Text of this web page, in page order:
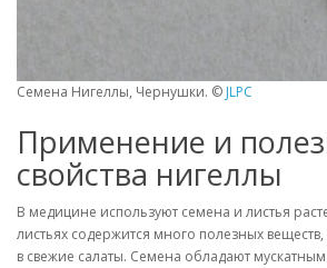
Семена Нигеллы, Чернушки. © JLPC
Применение и
свойства нигеллы
В медицине используют семена и листья
листьях содержится много полезных
в свежие салаты. Семена обладают